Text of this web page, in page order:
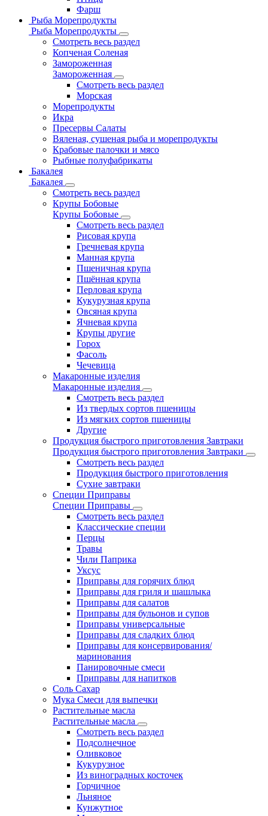
Фарш
Рыба Морепродукты
Рыба Морепродукты
Смотреть весь раздел
Копченая Соленая
Замороженная
Замороженная
Смотреть весь раздел
Морская
Морепродукты
Икра
Пресервы Салаты
Вяленая, сушеная рыба и морепродукты
Крабовые палочки и мясо
Рыбные полуфабрикаты
Бакалея
Бакалея
Смотреть весь раздел
Крупы Бобовые
Крупы Бобовые
Смотреть весь раздел
Рисовая крупа
Гречневая крупа
Манная крупа
Пшеничная крупа
Пшённая крупа
Перловая крупа
Кукурузная крупа
Овсяная крупа
Ячневая крупа
Крупы другие
Горох
Фасоль
Чечевица
Макаронные изделия
Макаронные изделия
Смотреть весь раздел
Из твердых сортов пшеницы
Из мягких сортов пшеницы
Другие
Продукция быстрого приготовления Завтраки
Продукция быстрого приготовления Завтраки
Смотреть весь раздел
Продукция быстрого приготовления
Сухие завтраки
Специи Приправы
Специи Приправы
Смотреть весь раздел
Классические специи
Перцы
Травы
Чили Паприка
Уксус
Приправы для горячих блюд
Приправы для гриля и шашлыка
Приправы для салатов
Приправы для бульонов и супов
Приправы универсальные
Приправы для сладких блюд
Приправы для консервирования/
маринования
Панировочные смеси
Приправы для напитков
Соль Сахар
Мука Смеси для выпечки
Растительные масла
Растительные масла
Смотреть весь раздел
Подсолнечное
Оливковое
Кукурузное
Из виноградных косточек
Горчичное
Льняное
Кунжутное